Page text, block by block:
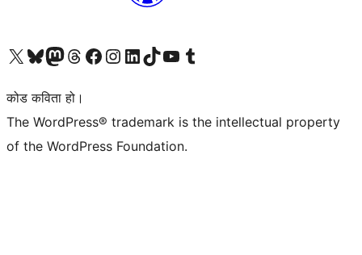
हाम्रो X (पहिले ट्विटर) खातामा जानुहोस्
हाम्रो Bluesky खाता भ्रमण गर्नुहोस्
हाम्रो म्यास्टोडन खाता भ्रमण गर्नुहोस्
हाम्रो थ्रेड्स खातामा जानुहोस्
हाम्रो फेसबुक पेजमा जानुहोस्
हाम्रो इन्स्टाग्राम खातामा जानुहोस्
हाम्रो लिङ्क्डइन खातामा जानुहोस्
हाम्रो TikTok खाता भ्रमण गर्नुहोस्
हाम्रो युट्युब च्यानलमा जानुहोस्
हाम्रो टम्बलर खाता भ्रमण गर्नुहोस्
कोड कविता हो।
The WordPress® trademark is the intellectual property
of the WordPress Foundation.